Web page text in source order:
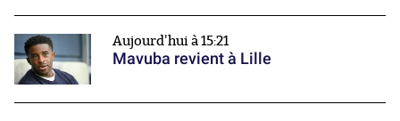
Aujourd'hui à 15:21
Mavuba revient à Lille